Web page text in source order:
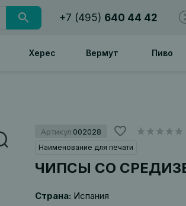
+7 (495) 640 44 42
Херес Вермут Пиво
Артикул 002028
Наименование для печати
ЧИПСЫ СО
Страна: Испания